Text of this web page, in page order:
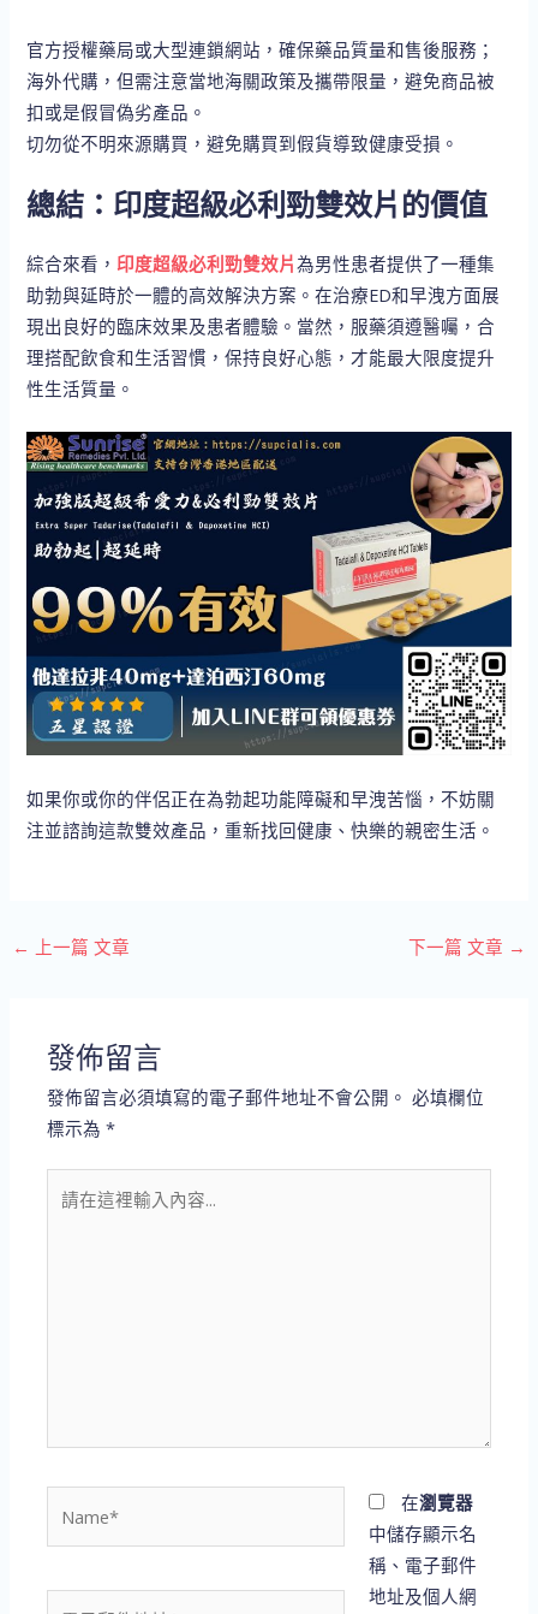
官方授權藥局或大型連鎖網站，確保藥品質量和售後服務；
海外代購，但需注意當地海關政策及攜帶限量，避免商品被
扣或是假冒偽劣產品。
切勿從不明來源購買，避免購買到假貨導致健康受損。
總結：印度超級必利勁雙效片的價值
綜合來看，印度超級必利勁雙效片為男性患者提供了一種集
助勃與延時於一體的高效解決方案。在治療ED和早洩方面展
現出良好的臨床效果及患者體驗。當然，服藥須遵醫囑，合
理搭配飲食和生活習慣，保持良好心態，才能最大限度提升
性生活質量。
如果你或你的伴侶正在為勃起功能障礙和早洩苦惱，不妨關
注並諮詢這款雙效產品，重新找回健康、快樂的親密生活。
← 上一篇 文章 下一篇 文章 →
發佈留言
發佈留言必須填寫的電子郵件地址不會公開。 必填欄位
標示為*
在
在瀏覽器
中儲存顯示名
稱、電子郵件
地址及個人網